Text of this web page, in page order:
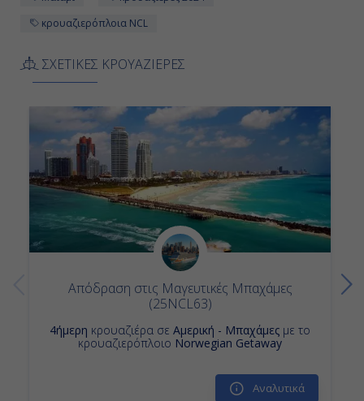
κρουαζιερόπλοια NCL
ΣΧΕΤΙΚΕΣ ΚΡΟΥΑΖΙΕΡΕΣ
Απόδραση στις Μαγευτικές Μπαχάμες
(25NCL63)
4ήμερη κρουαζιέρα σε Αμερική - Μπαχάμες με το
κρουαζιερόπλοιο Norwegian Getaway
Αναλυτικά